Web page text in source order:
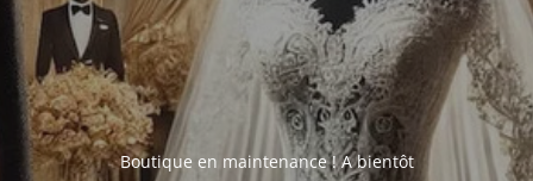
Boutique en maintenance ! A bientôt